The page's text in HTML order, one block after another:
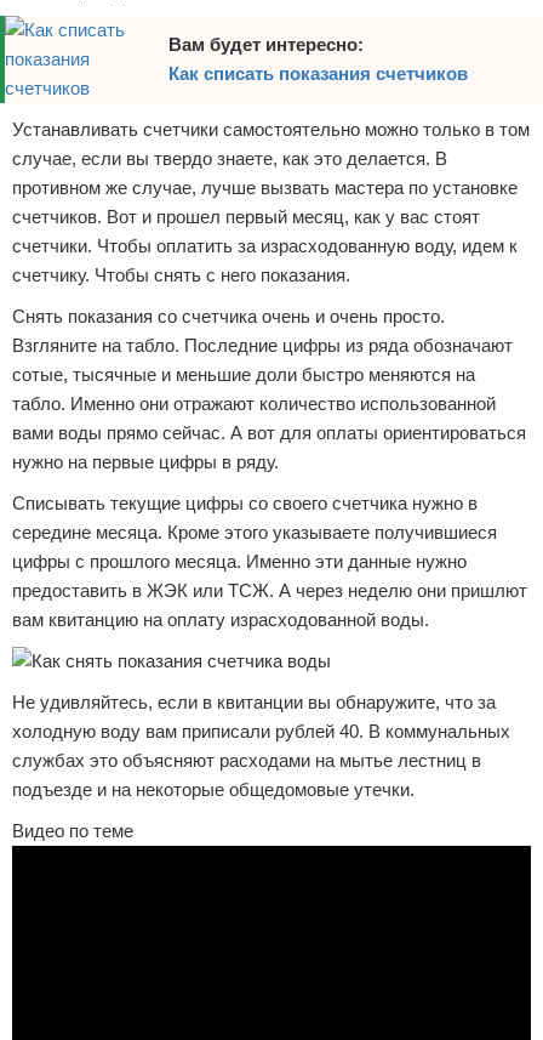
Стройматериалы
Разное
Вам будет интересно:
Как списать показания счетчиков
Устанавливать счетчики самостоятельно можно только в том
случае, если вы твердо знаете, как это делается. В
противном же случае, лучше вызвать мастера по установке
счетчиков. Вот и прошел первый месяц, как у вас стоят
счетчики. Чтобы оплатить за израсходованную воду, идем к
счетчику. Чтобы снять с него показания.
Снять показания со счетчика очень и очень просто.
Взгляните на табло. Последние цифры из ряда обозначают
сотые, тысячные и меньшие доли быстро меняются на
табло. Именно они отражают количество использованной
вами воды прямо сейчас. А вот для оплаты ориентироваться
нужно на первые цифры в ряду.
Списывать текущие цифры со своего счетчика нужно в
середине месяца. Кроме этого указываете получившиеся
цифры с прошлого месяца. Именно эти данные нужно
предоставить в ЖЭК или ТСЖ. А через неделю они пришлют
вам квитанцию на оплату израсходованной воды.
Не удивляйтесь, если в квитанции вы обнаружите, что за
холодную воду вам приписали рублей 40. В коммунальных
службах это объясняют расходами на мытье лестниц в
подъезде и на некоторые общедомовые утечки.
Видео по теме